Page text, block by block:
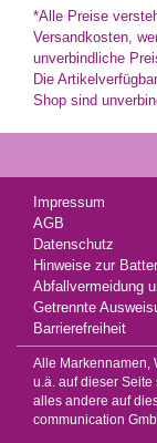
*Alle Preise
Versandkosten,
unverbindliche
Die
Shop sind
Impressum
AGB
Datenschutz
Hinweise zur
Abfallvermeidung
Getrennte
Barrierefreiheit
Alle Markennamen,
u.ä. auf dieser
alles andere auf
communication